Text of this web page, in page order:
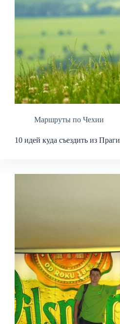
Маршруты по Чехии
10 идей куда съездить из Праги